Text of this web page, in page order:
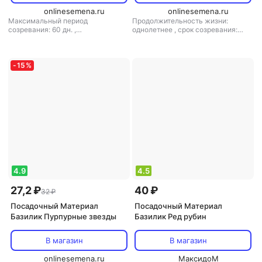
onlinesemena.ru
Максимальный период
созревания: 60 дн. ,
onlinesemena.ru
Продолжительность жизни:
однолетнее , срок созревания:
-15 %
4.9
27,2 ₽32 ₽
Посадочный Материал
Базилик Пурпурные звезды
В магазин
onlinesemena.ru
4.5
40 ₽
Посадочный Материал
Базилик Ред рубин
В магазин
МаксидоМ